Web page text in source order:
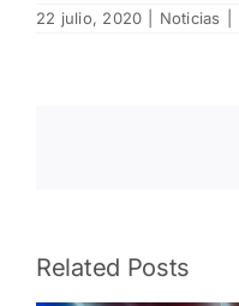
22 julio, 2020 Noticias
Related PostsPolicía